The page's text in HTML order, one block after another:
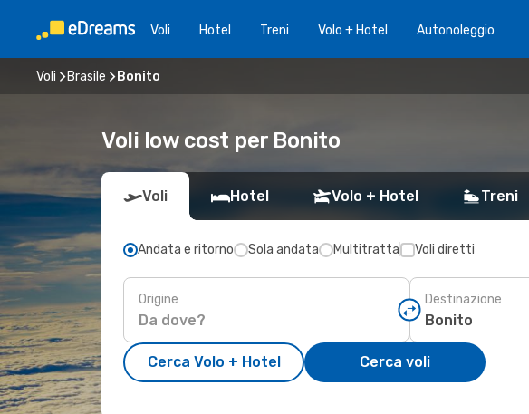
Voli Hotel Treni Volo + Hotel Autonoleggio
Voli Brasile Bonito
Voli low cost per Bonito
Voli Hotel Volo + Hotel Treni
Andata e ritorno Sola andata Multitratta Voli diretti
Origine Destinazione
Cerca Volo + Hotel Cerca voli